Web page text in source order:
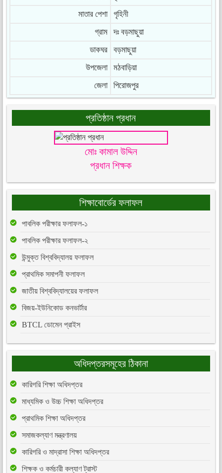
মাতার পেশা
গৃহিনী
গ্রাম
দঃ বড়মাছুয়া
ডাকঘর
বড়মাছুয়া
উপজেলা
মঠবাড়িয়া
জেলা
পিরোজপুর
প্রতিষ্ঠান প্রধান
মোঃ কামাল উদ্দিন
প্রধান শিক্ষক
শিক্ষাবোর্ডের ফলাফল
পাবলিক পরীক্ষার ফলাফল-১
পাবলিক পরীক্ষার ফলাফল-২
উন্মুক্ত বিশ্ববিদ্যালয় ফলাফল
প্রাথমিক সমাপনী ফলাফল
জাতীয় বিশ্ববিদ্যালয়ের ফলাফল
বিজয়-ইউনিকোড কনভার্টার
BTCL ডোমেন প্রাইস
অধিদপ্তরসমূহের ঠিকানা
কারিগরি শিক্ষা অধিদপ্তর
মাধ্যমিক ও উচ্চ শিক্ষা অধিদপ্তর
প্রাথমিক শিক্ষা অধিদপ্তর
সমাজকল্যাণ মন্ত্রণালয়
কারিগরি ও মাদ্রাসা শিক্ষা অধিদপ্তর
শিক্ষক ও কর্মচারী কল্যাণ ট্রাস্ট